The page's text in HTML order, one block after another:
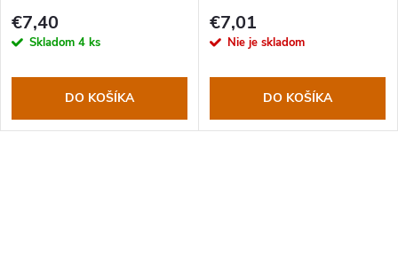
€7,40
Skladom 4 ks
DO KOŠÍKA
€7,01
Nie je skladom
DO KOŠÍKA